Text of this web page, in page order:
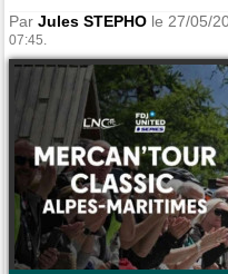
ParJules STEPHO le 27/05/
07:45.